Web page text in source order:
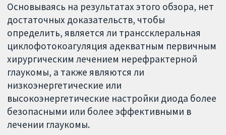
Основываясь на результатах этого обзора, нет
достаточных доказательств, чтобы
определить, является ли транссклеральная
циклофотокоагуляция адекватным первичным
хирургическим лечением нерефрактерной
глаукомы, а также являются ли
низкоэнергетические или
высокоэнергетические настройки диода более
безопасными или более эффективными в
лечении глаукомы.